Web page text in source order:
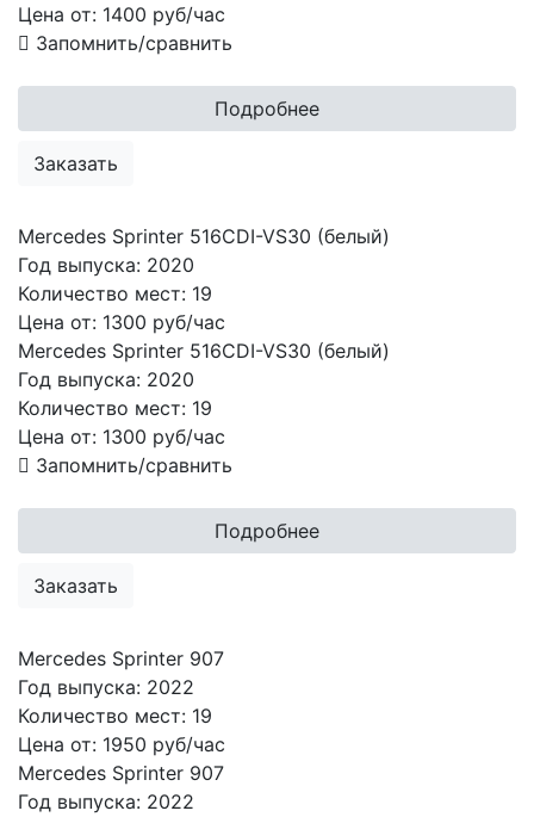
Цена от: 1400 руб/час
Запомнить/сравнить
Подробнее
Заказать
Mercedes Sprinter 516CDI-VS30 (белый)
Год выпуска: 2020
Количество мест: 19
Цена от: 1300 руб/час
Mercedes Sprinter 516CDI-VS30 (белый)
Год выпуска: 2020
Количество мест: 19
Цена от: 1300 руб/час
Запомнить/сравнить
Подробнее
Заказать
Mercedes Sprinter 907
Год выпуска: 2022
Количество мест: 19
Цена от: 1950 руб/час
Mercedes Sprinter 907
Год выпуска: 2022